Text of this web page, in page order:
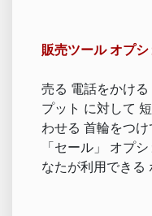
販売ツール オプ
売る 電話をかける
プット に対して
わせる 首輪をつ
「セール」 オプ
なたが利用できる